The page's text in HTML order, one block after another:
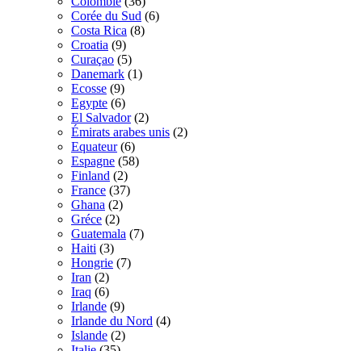
Corée du Sud (6)
Costa Rica (8)
Croatia (9)
Curaçao (5)
Danemark (1)
Ecosse (9)
Egypte (6)
El Salvador (2)
Émirats arabes unis (2)
Equateur (6)
Espagne (58)
Finland (2)
France (37)
Ghana (2)
Gréce (2)
Guatemala (7)
Haiti (3)
Hongrie (7)
Iran (2)
Iraq (6)
Irlande (9)
Irlande du Nord (4)
Islande (2)